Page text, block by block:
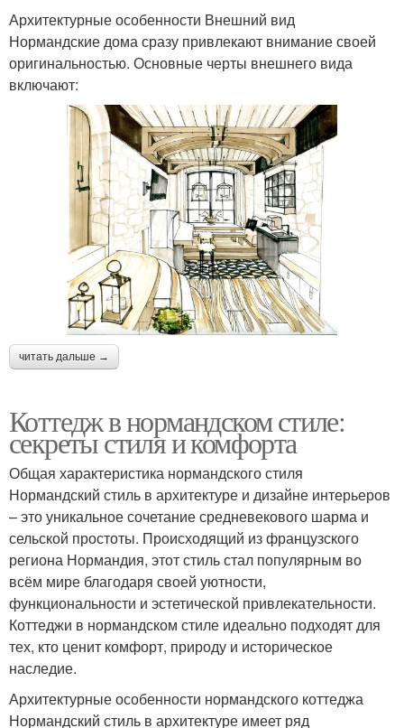
Архитектурные особенности Внешний вид
Нормандские дома сразу привлекают внимание своей
оригинальностью. Основные черты внешнего вида
включают:
читать дальше →
Коттедж в нормандском стиле:
секреты стиля и комфорта
Общая характеристика нормандского стиля
Нормандский стиль в архитектуре и дизайне интерьеров
– это уникальное сочетание средневекового шарма и
сельской простоты. Происходящий из французского
региона Нормандия, этот стиль стал популярным во
всём мире благодаря своей уютности,
функциональности и эстетической привлекательности.
Коттеджи в нормандском стиле идеально подходят для
тех, кто ценит комфорт, природу и историческое
наследие.
Архитектурные особенности нормандского коттеджа
Нормандский стиль в архитектуре имеет ряд